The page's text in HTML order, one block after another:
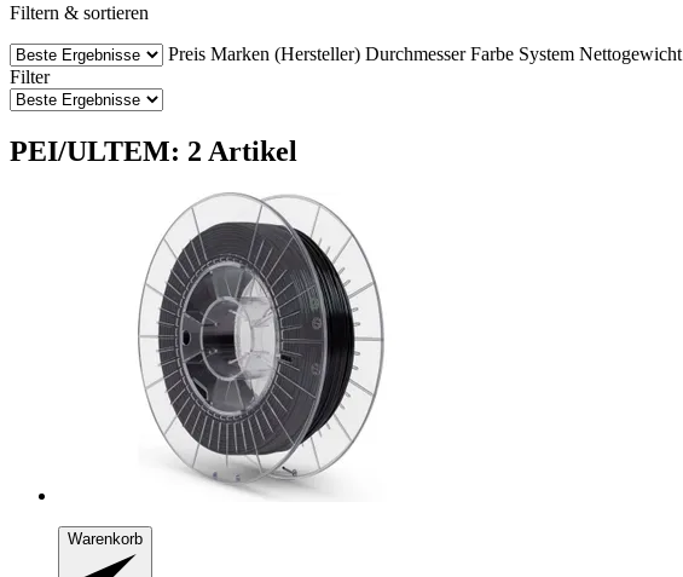
Filtern & sortieren
Preis Marken (Hersteller) Durchmesser Farbe System Nettogewicht
Filter
PEI/ULTEM: 2 Artikel
Warenkorb